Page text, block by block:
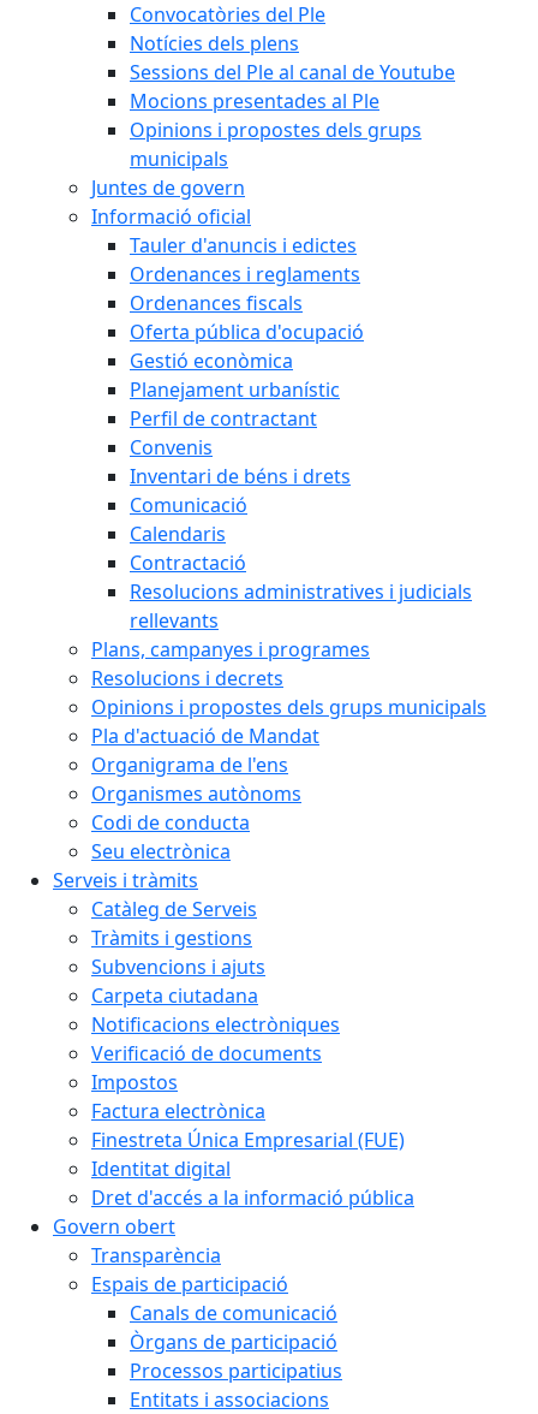
Convocatòries del Ple
Notícies dels plens
Sessions del Ple al canal de Youtube
Mocions presentades al Ple
Opinions i propostes dels grups
municipals
Juntes de govern
Informació oficial
Tauler d'anuncis i edictes
Ordenances i reglaments
Ordenances fiscals
Oferta pública d'ocupació
Gestió econòmica
Planejament urbanístic
Perfil de contractant
Convenis
Inventari de béns i drets
Comunicació
Calendaris
Contractació
Resolucions administratives i judicials
rellevants
Plans, campanyes i programes
Resolucions i decrets
Opinions i propostes dels grups municipals
Pla d'actuació de Mandat
Organigrama de l'ens
Organismes autònoms
Codi de conducta
Seu electrònica
Serveis i tràmits
Catàleg de Serveis
Tràmits i gestions
Subvencions i ajuts
Carpeta ciutadana
Notificacions electròniques
Verificació de documents
Impostos
Factura electrònica
Finestreta Única Empresarial (FUE)
Identitat digital
Dret d'accés a la informació pública
Govern obert
Transparència
Espais de participació
Canals de comunicació
Òrgans de participació
Processos participatius
Entitats i associacions